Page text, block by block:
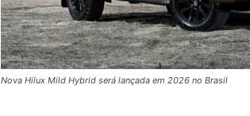
Nova Hilux Mild Hybrid será lançada em 2026 no Brasil